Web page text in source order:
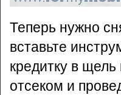
Теперь нужно
вставьте
кредитку в
отсеком и